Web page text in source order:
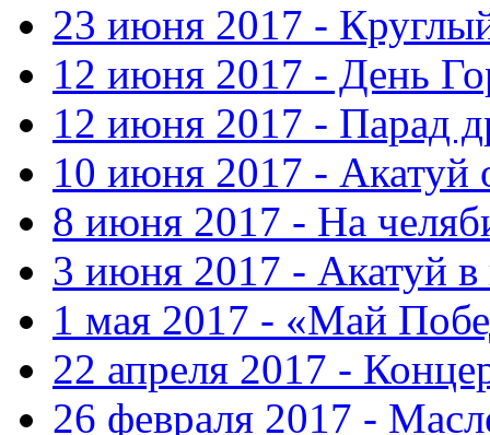
23 июня 2017 -
12 июня 2017 - День
12 июня 2017 - Парад
10 июня 2017 - Акатуй
8 июня 2017 - На
3 июня 2017 - Акатуй в
1 мая 2017 - «Май
22 апреля 2017 -
26 февраля 2017 -